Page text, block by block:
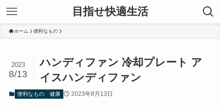
目指せ快適生活
ホーム 便利なもの
ハンディファン 冷却プレート ア
イスハンディファン
2023
8/13
便利なもの 健康 2023年8月13日